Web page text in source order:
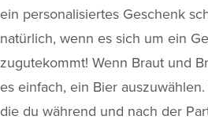
ein personalisiertes Geschenk
natürlich, wenn es sich um ein
zugutekommt! Wenn Braut und
es einfach, ein Bier
die du während und nach der